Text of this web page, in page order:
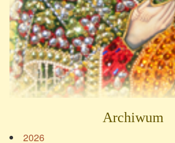
Archiwum
2026